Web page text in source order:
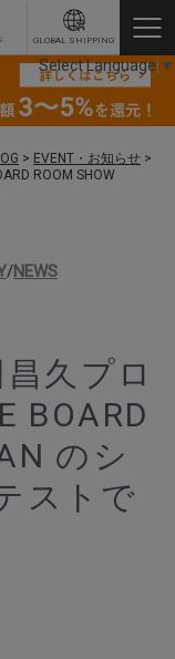
GLOBAL SHIPPING
> EVENT・お知らせ >
ROOM SHOW
/NEWS
久プロ
BOARD
のシ
ストで
Select Language ▼